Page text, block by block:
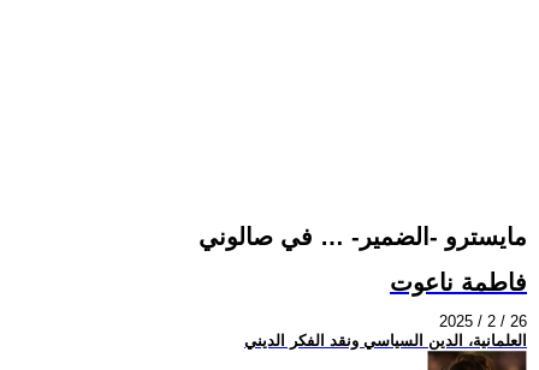
مايسترو -الضمير- … في صالوني
فاطمة ناعوت
2025 / 2 / 26
العلمانية، الدين السياسي ونقد الفكر الديني